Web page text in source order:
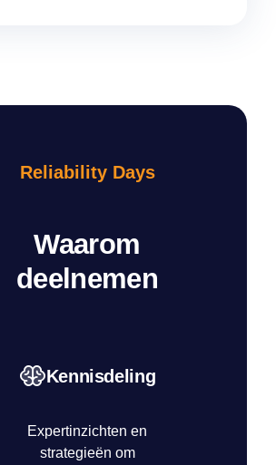
Reliability Days
Waarom
deelnemen
Kennisdeling
Expertinzichten en
strategieën om